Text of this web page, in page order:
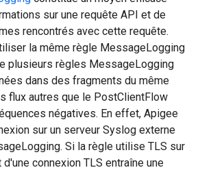
sur une requête API et de
rencontrés avec cette requête.
la même règle MessageLogging
plusieurs règles MessageLogging
dans des fragments du même
flux autres que le PostClientFlow
négatives. En effet, Apigee
sur un serveur Syslog externe
Si la règle utilise TLS sur
connexion TLS entraîne une